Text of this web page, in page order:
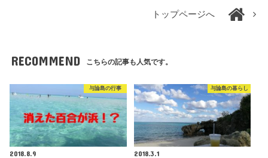
トップページへ
RECOMMEND こちらの記事も人気です。
与論島の行事
2018.8.9
与論島の暮らし
2018.3.1